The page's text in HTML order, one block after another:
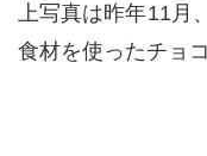
上写真は昨年11月
食材を使ったチョ